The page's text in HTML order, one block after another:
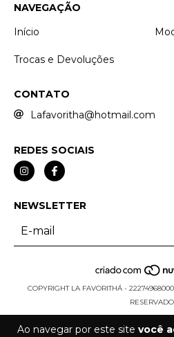
Ao navegar por este site você
NAVEGAÇÃO
Início
Trocas e Devoluções
CONTATO
Lafavoritha@hotmail.com
REDES SOCIAIS
NEWSLETTER
COPYRIGHT LA FAVORITHÁ -